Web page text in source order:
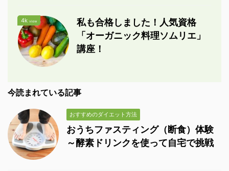
4k view
私も合格しました！人気資格
「オーガニック料理ソムリエ」
講座！
今読まれている記事
おすすめのダイエット方法
おうちファスティング（断食）体験
～酵素ドリンクを使って自宅で挑戦